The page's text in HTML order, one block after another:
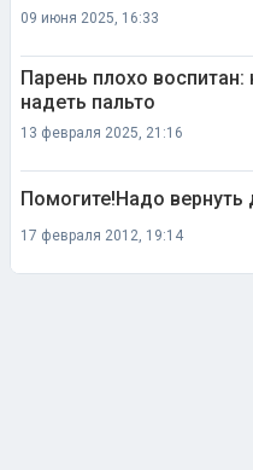
09 июня 2025, 16:33
Парень плохо воспитан:
надеть пальто
13 февраля 2025, 21:16
Помогите!Надо вернуть
17 февраля 2012, 19:14